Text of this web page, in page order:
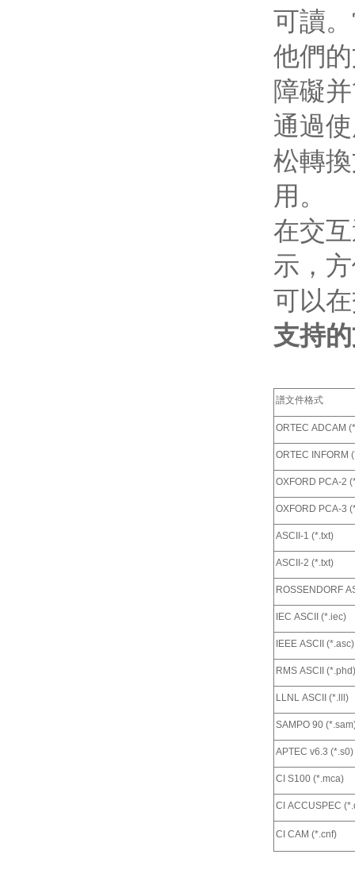
可讀
他們
障礙
通過
松轉
用。
在交
示，
可以
支持
譜文件格式
ORTEC ADCAM
ORTEC INFORM
OXFORD PCA-2
OXFORD PCA-3
ASCII-1 (*.txt)
ASCII-2 (*.txt)
ROSSENDORF
IEC ASCII (*.iec)
IEEE ASCII (*.asc)
RMS ASCII (*.phd)
LLNL ASCII (*.lll)
SAMPO 90
APTEC v6.3 (*.s0)
CI S100 (*.mca)
CI ACCUSPEC
CI CAM (*.cnf)